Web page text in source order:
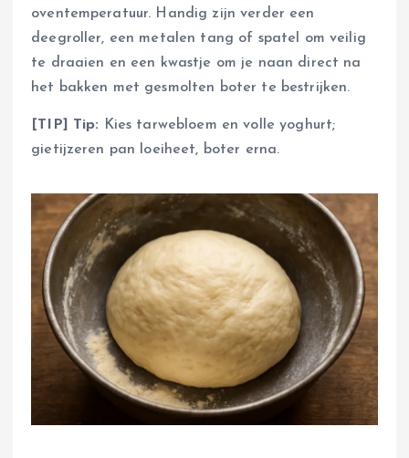
oventemperatuur. Handig zijn verder een
deegroller, een metalen tang of spatel om veilig
te draaien en een kwastje om je naan direct na
het bakken met gesmolten boter te bestrijken.
[TIP] Tip: Kies tarwebloem en volle yoghurt;
gietijzeren pan loeiheet, boter erna.